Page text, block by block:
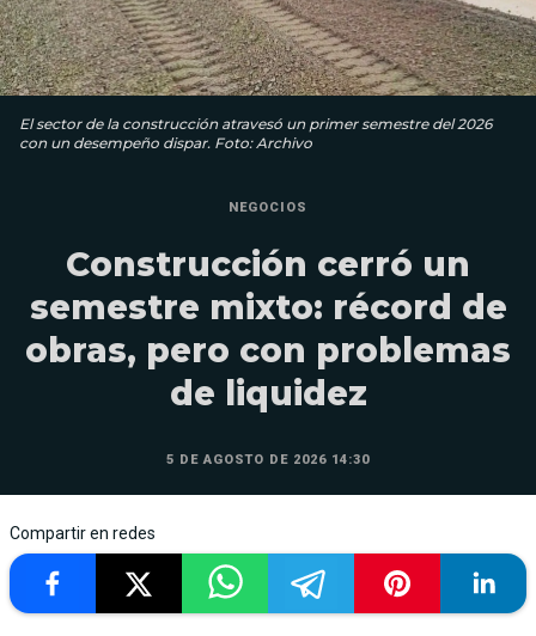
El sector de la construcción atravesó un primer semestre del 2026
con un desempeño dispar. Foto: Archivo
NEGOCIOS
Construcción cerró un
semestre mixto: récord de
obras, pero con problemas
de liquidez
5 DE AGOSTO DE 2026 14:30
Compartir en redes